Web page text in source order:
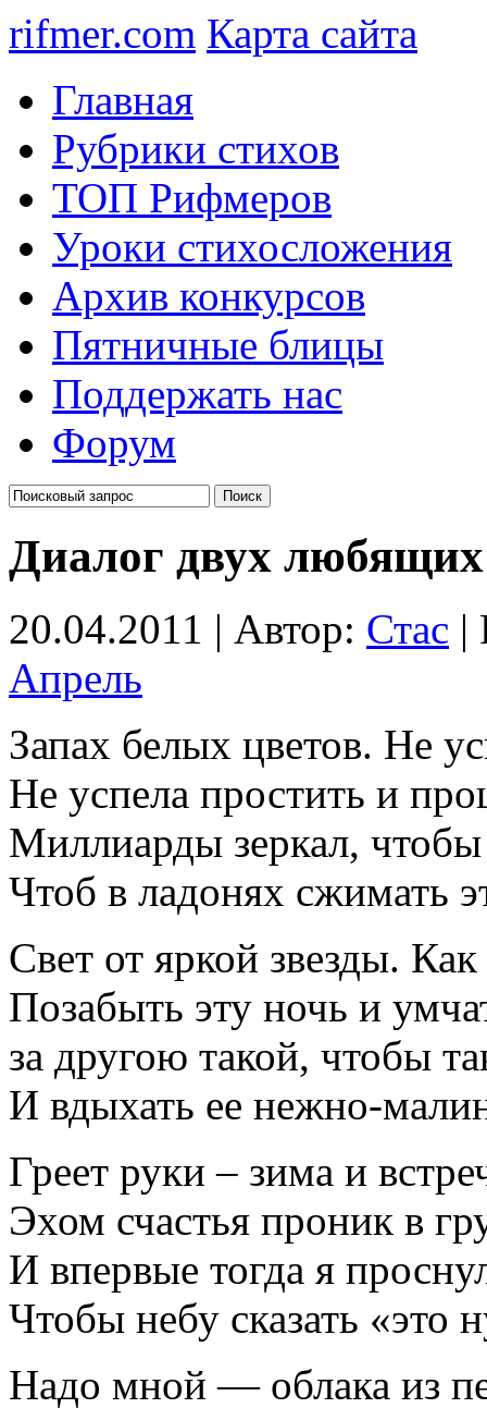
rifmer.com Карта сайта
Главная
Рубрики стихов
ТОП Рифмеров
Уроки стихосложения
Архив конкурсов
Пятничные блицы
Поддержать нас
Форум
Диалог двух
20.04.2011 | Автор: Стас |
Апрель
Запах белых цветов. Не
Не успела простить и
Миллиарды зеркал, чтобы
Чтоб в ладонях сжимать
Свет от яркой звезды.
Позабыть эту ночь и
за другою такой, чтобы
И вдыхать ее нежно-
Греет руки – зима и
Эхом счастья проник в
И впервые тогда я
Чтобы небу сказать «это
Надо мной — облака из